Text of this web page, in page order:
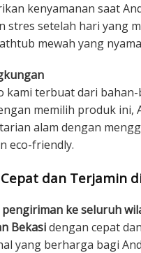
kenyamanan saat
stres setelah hari yang
mewah yang
kami terbuat dari
memilih produk ini,
alam dengan
eco-friendly.
dan Terjamin
pengiriman ke seluruh
Bekasidengan cepat
yang berharga bagi